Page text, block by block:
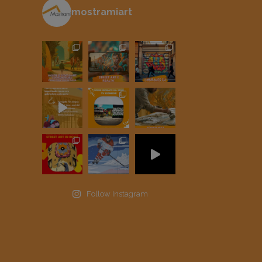
mostramiart
Follow Instagram